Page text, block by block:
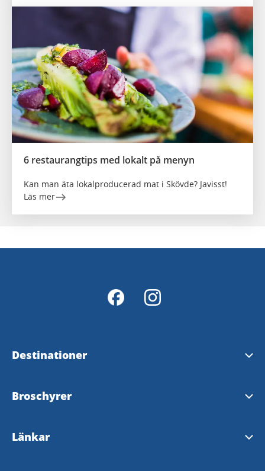
6 restaurangtips med lokalt på menyn
Kan man äta lokalproducerad mat i Skövde? Javisst!
Läs mer
Destinationer
Skara
Broschyrer
Karta
Länkar